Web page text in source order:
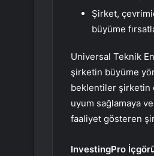
Şirket,
büyüme
Universal Teknik
şirketin büyüme
beklentiler şirketin
uyum sağlamaya
faaliyet gösteren
InvestingPro